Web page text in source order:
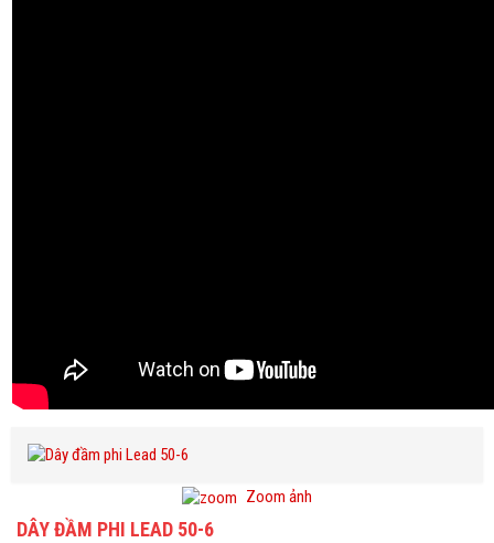
Zoom ảnh
DÂY ĐẦM PHI LEAD 50-6